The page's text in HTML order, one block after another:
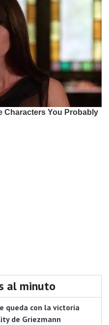
al minuto
queda con la victoria
de Griezmann